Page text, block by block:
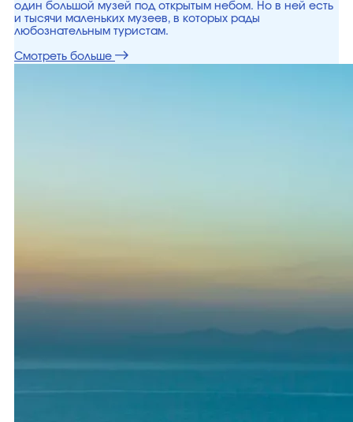
один большой музей под открытым небом. Но в ней есть
и тысячи маленьких музеев, в которых рады
любознательным туристам.
Смотреть больше